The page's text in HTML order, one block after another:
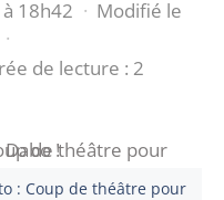
18h42 · Modifié le
·
de lecture : 2
: Coup de théâtre pour